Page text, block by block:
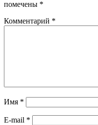
помечены *
Комментарий *
Имя *
E-mail *